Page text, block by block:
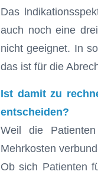
Das
auch noch eine
nicht geeignet. In
das ist für die
Ist damit zu
entscheiden?
Weil die
Mehrkosten
Ob sich Patienten